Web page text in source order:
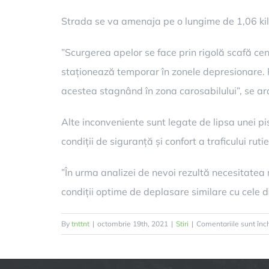
Strada se va amenaja pe o lungime de 1,06
”Scurgerea apelor se face prin rigolă scafă
staționează temporar în zonele
acestea stagnând în zona carosabilului”, se
Alte inconveniente sunt legate de lipsa unei
condiții de siguranță și confort a traficului
”În urma analizei de nevoi rezultă
condiții optime de deplasare similare cu cele
By tnttnt | octombrie 19th, 2021 | Stiri | Comentariile sunt